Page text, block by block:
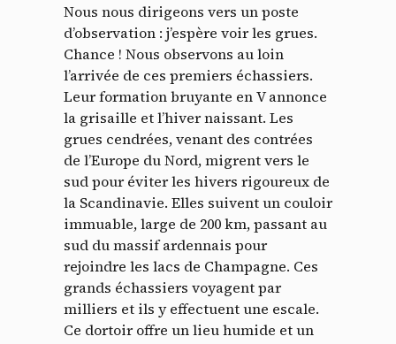
Nous nous dirigeons vers un poste
d’observation : j’espère voir les grues.
Chance ! Nous observons au loin
l’arrivée de ces premiers échassiers.
Leur formation bruyante en V annonce
la grisaille et l’hiver naissant. Les
grues cendrées, venant des contrées
de l’Europe du Nord, migrent vers le
sud pour éviter les hivers rigoureux de
la Scandinavie. Elles suivent un couloir
immuable, large de 200 km, passant au
sud du massif ardennais pour
rejoindre les lacs de Champagne. Ces
grands échassiers voyagent par
milliers et ils y effectuent une escale.
Ce dortoir offre un lieu humide et un